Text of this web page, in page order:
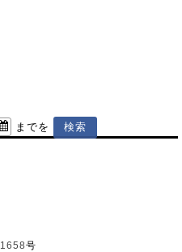
までを
1658号